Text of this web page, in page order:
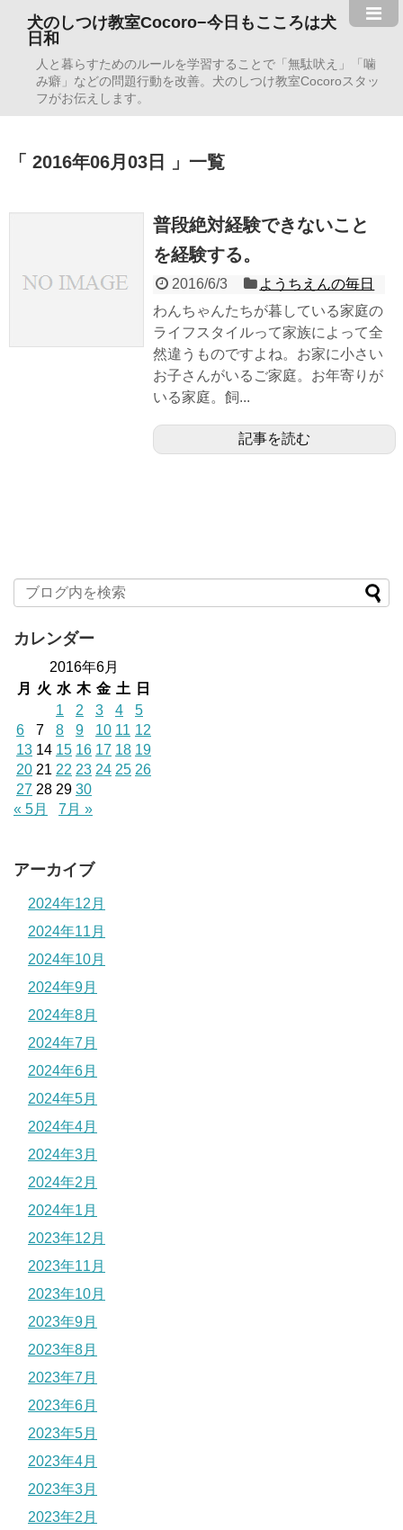
犬のしつけ教室Cocoro−今日もこころは犬
日和
人と暮らすためのルールを学習することで「無駄吠え」「噛
み癖」などの問題行動を改善。犬のしつけ教室Cocoroスタッ
フがお伝えします。
2016年06月03日 一覧
普段絶対経験できないこと
を経験する。
2016/6/3
ようちえんの毎日
わんちゃんたちが暮している家庭の
ライフスタイルって家族によって全
然違うものですよね。お家に小さい
お子さんがいるご家庭。お年寄りが
いる家庭。飼...
記事を読む
カレンダー
2016年6月
月
火 水 木 金 土
日
1
2 3 4
5
6
7 8 9 10 11 12
13 14 15 16 17 18 19
20 21 22 23 24 25 26
27 28 29 30
« 5月
7月 »
アーカイブ
2024年12月
2024年11月
2024年10月
2024年9月
2024年8月
2024年7月
2024年6月
2024年5月
2024年4月
2024年3月
2024年2月
2024年1月
2023年12月
2023年11月
2023年10月
2023年9月
2023年8月
2023年7月
2023年6月
2023年5月
2023年4月
2023年3月
2023年2月